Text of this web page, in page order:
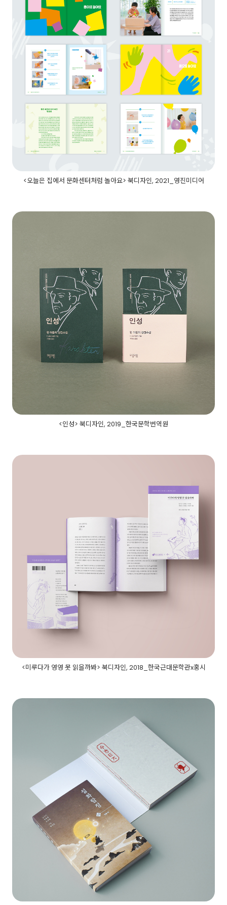
<오늘은 집에서 문화센터처럼 놀아요> 북디자인, 2021_영진미디어
<인성> 북디자인, 2019_한국문학번역원
<미루다가 영영 못 읽을까봐> 북디자인, 2018_한국근대문학관x홍시